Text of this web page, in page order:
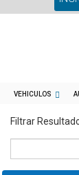
VEHICULOS
Filtrar